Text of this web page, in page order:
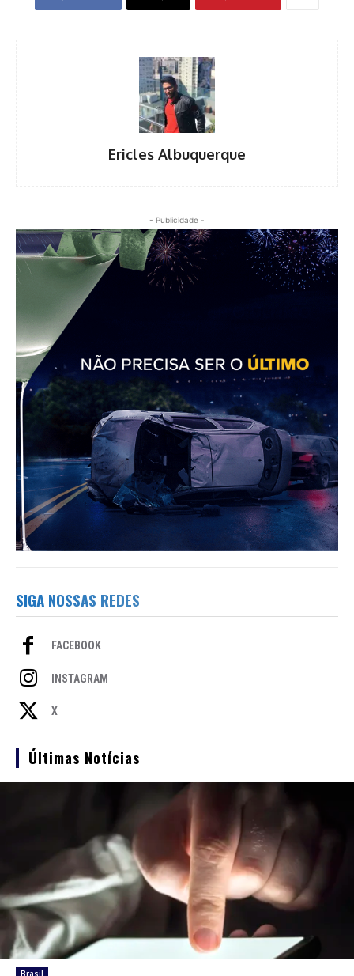
Ericles Albuquerque
- Publicidade -
SIGA NOSSAS REDES
FACEBOOK
INSTAGRAM
X
Últimas Notícias